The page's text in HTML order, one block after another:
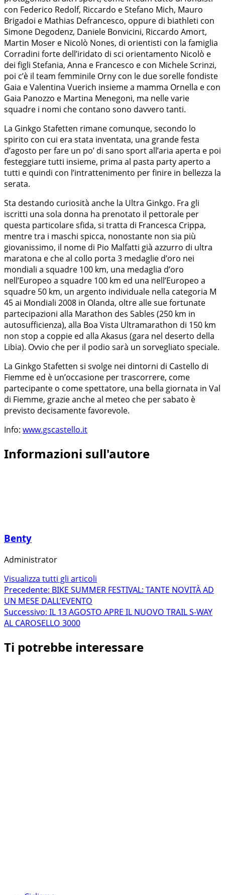
con Federico Redolf, Riccardo e Stefano Mich, Mauro
Brigadoi e Mathias Defrancesco, oppure di biathleti con
Simone Degodenz, Daniele Bonvicini, Riccardo Amort,
Martin Moser e Nicolò Nones, di orientisti con la famiglia
Corradini forte dell’iridato di sci orientamento Nicolò e
dei figli Stefania, Anna e Francesco e con Michele Scrinzi,
poi c’è il team femminile Orny con le due sorelle fondiste
Gaia e Valentina Vuerich insieme a mamma Ornella e con
Gaia Panozzo e Martina Menegoni, ma nelle varie
squadre i nomi che contano sono davvero tanti.
La Ginkgo Stafetten rimane comunque, secondo lo
spirito con cui era stata inventata, una grande festa
d’agosto per fare un po’ di sano sport all’aria aperta e poi
festeggiare tutti insieme, prima al pasta party aperto a
tutti e quindi con l’intrattenimento per finire in bellezza la
serata.
Sta destando curiosità anche la Ultra Ginkgo. Fra gli
iscritti una sola donna ha prenotato il pettorale per
questa particolare sfida, si tratta di Francesca Crippa,
mentre tra i maschi spicca, nonostante non sia più
giovanissimo, il nome di Pio Malfatti già azzurro di ultra
maratona e che al collo porta 3 medaglie d’oro nei
mondiali a squadre 100 km, una medaglia d’oro
nell’Europeo a squadre 100 km ed una nell’Europeo a
squadre 50 km, un argento individuale nella categoria M
45 ai Mondiali 2008 in Olanda, oltre alle sue fortunate
partecipazioni alla Marathon des Sables (250 km in
autosufficienza), alla Boa Vista Ultramarathon di 150 km
non stop a coppie ed alla Akasus (gara nel deserto della
Libia). Ovvio che per il podio sarà un sorvegliato speciale.
La Ginkgo Stafetten si svolge nei dintorni di Castello di
Fiemme ed è un’occasione per trascorrere, come
partecipante o come spettatore, una bella giornata in Val
di Fiemme, grazie anche al meteo che per sabato è
previsto decisamente favorevole.
Info: www.gscastello.it
Informazioni sull'autore
Benty
Administrator
Visualizza tutti gli articoli
Navigazione
articolo
Precedente: BIKE SUMMER FESTIVAL: TANTE NOVITÀ AD
UN MESE DALL’EVENTO
Successivo: IL 13 AGOSTO APRE IL NUOVO TRAIL S-WAY
AL CAROSELLO 3000
Ti potrebbe interessare